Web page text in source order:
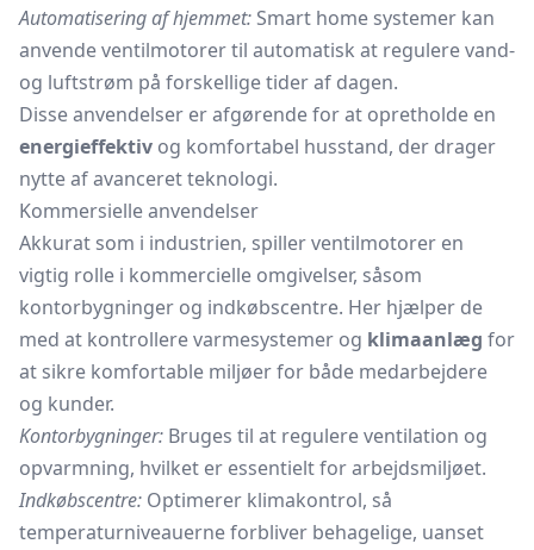
Automatisering af hjemmet: Smart home systemer kan
anvende ventilmotorer til automatisk at regulere vand-
og luftstrøm på forskellige tider af dagen.
Disse anvendelser er afgørende for at opretholde en
energieffektiv og komfortabel husstand, der drager
nytte af avanceret teknologi.
Kommersielle anvendelser
Akkurat som i industrien, spiller ventilmotorer en
vigtig rolle i kommercielle omgivelser, såsom
kontorbygninger og indkøbscentre. Her hjælper de
med at kontrollere varmesystemer og klimaanlæg for
at sikre komfortable miljøer for både medarbejdere
og kunder.
Kontorbygninger: Bruges til at regulere ventilation og
opvarmning, hvilket er essentielt for arbejdsmiljøet.
Indkøbscentre: Optimerer klimakontrol, så
temperaturniveauerne forbliver behagelige, uanset